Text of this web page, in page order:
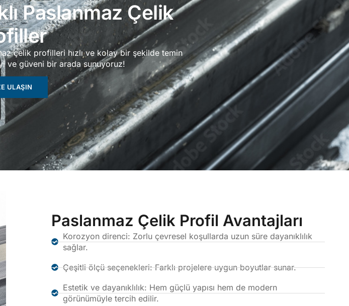
Paslanmaz Çelik
çelik profilleri hızlı ve kolay bir şekilde temin
ve güveni bir arada sunuyoruz!
ULAŞIN
Paslanmaz Çelik Profil Avantajları
Korozyon direnci: Zorlu çevresel koşullarda uzun süre dayanıklılık
sağlar.
Çeşitli ölçü seçenekleri: Farklı projelere uygun boyutlar sunar.
Estetik ve dayanıklılık: Hem güçlü yapısı hem de modern
görünümüyle tercih edilir.